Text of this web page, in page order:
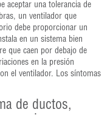
aceptar una tolerancia de
un ventilador que
debe proporcionar un
en un sistema bien
que caen por debajo de
en la presión
el ventilador. Los síntomas
de ductos,